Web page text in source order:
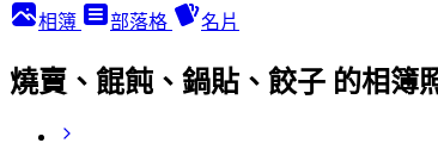
相簿 部落格 名片
燒賣、餛飩、鍋貼、餃子 的相簿